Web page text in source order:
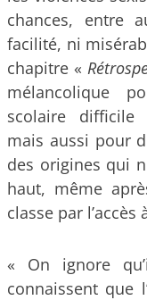
chances, entre
facilité, ni
chapitre «
mélancolique
scolaire difficile
mais aussi pour
des origines qui
haut, même
classe par l’accès
« On ignore
connaissent que